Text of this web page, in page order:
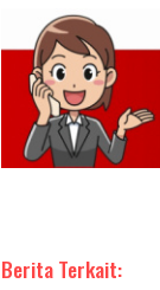
Berita Terkait: